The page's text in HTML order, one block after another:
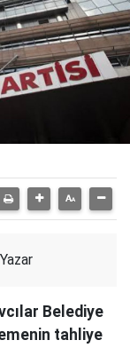
Yazar
Belediye
tahliye